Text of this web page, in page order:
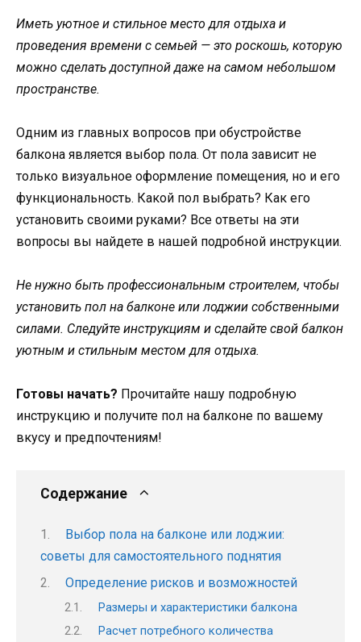
Иметь уютное и стильное место для отдыха и
проведения времени с семьей — это роскошь, которую
можно сделать доступной даже на самом небольшом
пространстве.
Одним из главных вопросов при обустройстве
балкона является выбор пола. От пола зависит не
только визуальное оформление помещения, но и его
функциональность. Какой пол выбрать? Как его
установить своими руками? Все ответы на эти
вопросы вы найдете в нашей подробной инструкции.
Не нужно быть профессиональным строителем, чтобы
установить пол на балконе или лоджии собственными
силами. Следуйте инструкциям и сделайте свой балкон
уютным и стильным местом для отдыха.
Готовы начать? Прочитайте нашу подробную
инструкцию и получите пол на балконе по вашему
вкусу и предпочтениям!
Содержание
Выбор пола на балконе или лоджии:
советы для самостоятельного поднятия
Определение рисков и возможностей
Размеры и характеристики балкона
Расчет потребного количества